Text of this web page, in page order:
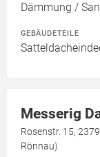
Dämmung /
GEBÄUDETEILE
Messerig
Rosenstr. 15,
Rönnau)